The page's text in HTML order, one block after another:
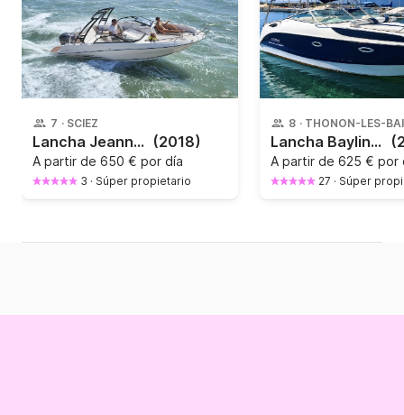
7 · SCIEZ
Lancha Jeanneau Cap Camarat 6.5 Br 150CV (2018)
A partir de 650 € por día
3 · Súper propietario
8 · THONON-LES-
Lancha Bayliner 255 300CV
A partir de 625 € por
27 · Súper